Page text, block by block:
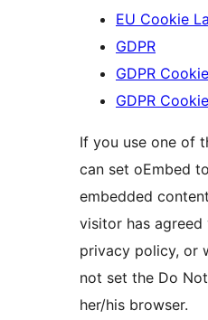
EU Cookie
GDPR
GDPR
GDPR
If you use one of
can set oEmbed
embedded
visitor has
privacy policy, or
not set the Do
her/his browser.